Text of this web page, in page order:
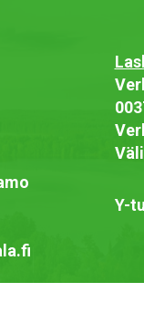
Y-